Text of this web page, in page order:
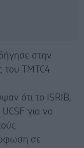
στην
του TMTC4
ότι το ISRIB,
για να
σε